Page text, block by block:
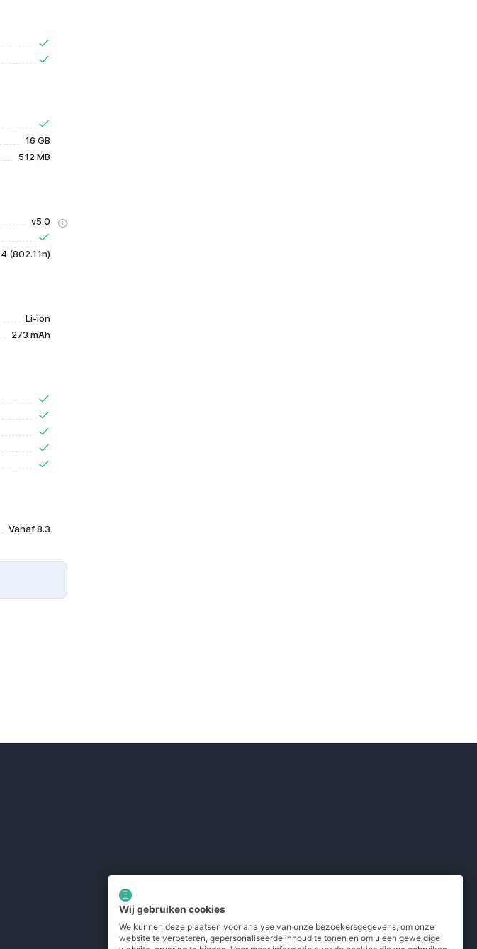
16 GB
512 MB
v5.0
(802.11n)
Li-ion
273 mAh
Vanaf 8.3
Wij gebruiken cookies
We kunnen deze plaatsen voor analyse van onze bezoekersgegevens, om onze
website te verbeteren, gepersonaliseerde inhoud te tonen en om u een geweldige